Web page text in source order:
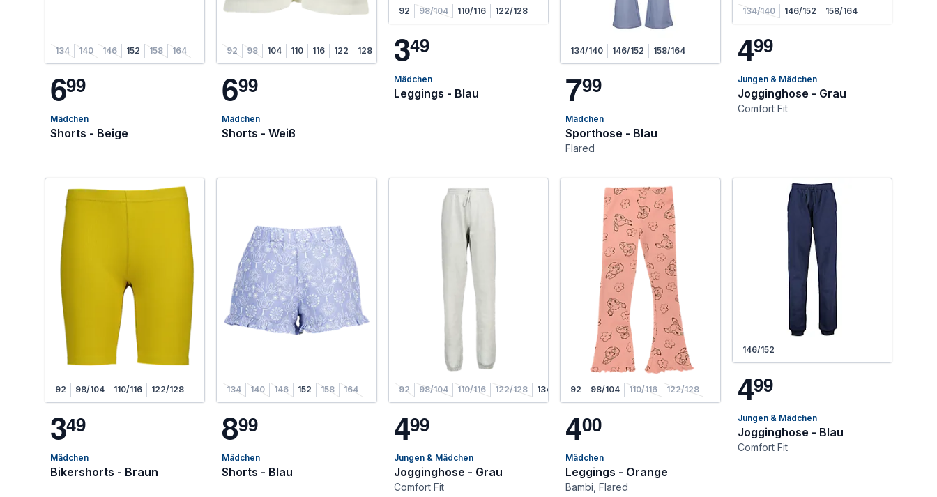
134 140 146 152 158 164
699
Mädchen
Shorts - Beige
92 98 104 110 116 122 128
699
Mädchen
Shorts - Weiß
92 98/104 110/116 122/128
349
Mädchen
Leggings - Blau
134/140 146/152 158/164
799
Mädchen
Sporthose - Blau
Flared
134/140 146/152 158/164
499
Jungen & Mädchen
Jogginghose - Grau
Comfort Fit
92 98/104 110/116 122/128
349
Mädchen
Bikershorts - Braun
134 140 146 152 158 164
899
Mädchen
Shorts - Blau
92 98/104 110/116 122/128 134/140 146/152 158/164 170/176
499
Jungen & Mädchen
Jogginghose - Grau
Comfort Fit
92 98/104 110/116 122/128
400
Mädchen
Leggings - Orange
Bambi, Flared
146/152
499
Jungen & Mädchen
Jogginghose - Blau
Comfort Fit